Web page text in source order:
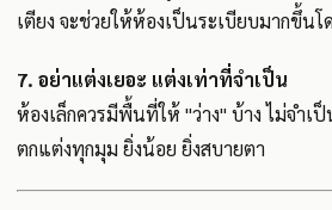
เตียง จะช่วยให้ห้องเป็นระเบียบมากขึ้นโ
7. อย่าแต่งเยอะ แต่งเท่าที่จำเป็น
ห้องเล็กควรมีพื้นที่ให้ "ว่าง" บ้าง ไม่จำเ
ตกแต่งทุกมุม ยิ่งน้อย ยิ่งสบายตา